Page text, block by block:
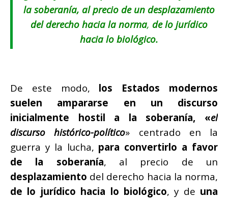
la soberanía, al precio de un desplazamiento
del derecho hacia la norma, de lo jurídico
hacia lo biológico.
De este modo, los Estados modernos
suelen ampararse en un discurso
inicialmente hostil a la soberanía, «el
discurso histórico-político» centrado en la
guerra y la lucha, para convertirlo a favor
de la soberanía, al precio de un
desplazamiento del derecho hacia la norma,
de lo jurídico hacia lo biológico, y de una